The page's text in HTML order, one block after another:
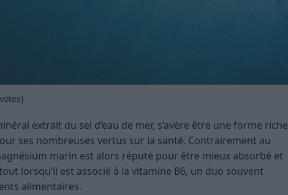
votes)
extrait du sel d’eau de mer, s’avère être une forme riche
ses nombreuses vertus sur la santé. Contrairement au
marin est alors réputé pour être mieux absorbé et
lorsqu’il est associé à la vitamine B6, un duo souvent
alimentaires​​.